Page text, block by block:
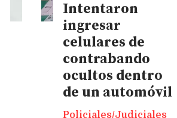
Intentaron
ingresar
celulares de
contrabando
ocultos dentro
de un automóvil
Policiales/Judiciales